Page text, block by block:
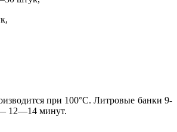
при 100°С. Литровые банки 9-
12—14 минут.